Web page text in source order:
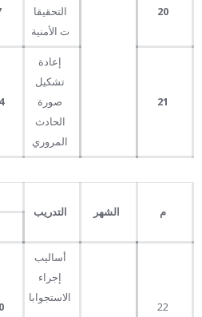
20
التحقيقا
ت الأمنية
7
21
إعادة
تشكيل
صورة
الحادث
المروري
14
م الشهر التدريب
22
أساليب
إجراء
الاستجوابا
30